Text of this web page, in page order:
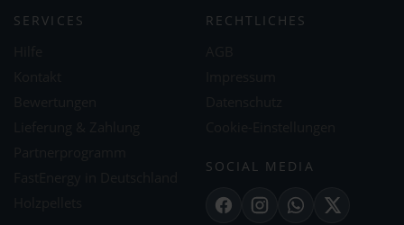
SERVICES RECHTLICHES
SOCIAL MEDIA
FacebookInstagramWhatsApp
X